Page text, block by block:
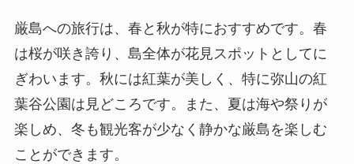
厳島への旅行は、春と秋が特におすすめです。春
は桜が咲き誇り、島全体が花見スポットとしてに
ぎわいます。秋には紅葉が美しく、特に弥山の紅
葉谷公園は見どころです。また、夏は海や祭りが
楽しめ、冬も観光客が少なく静かな厳島を楽しむ
ことができます。